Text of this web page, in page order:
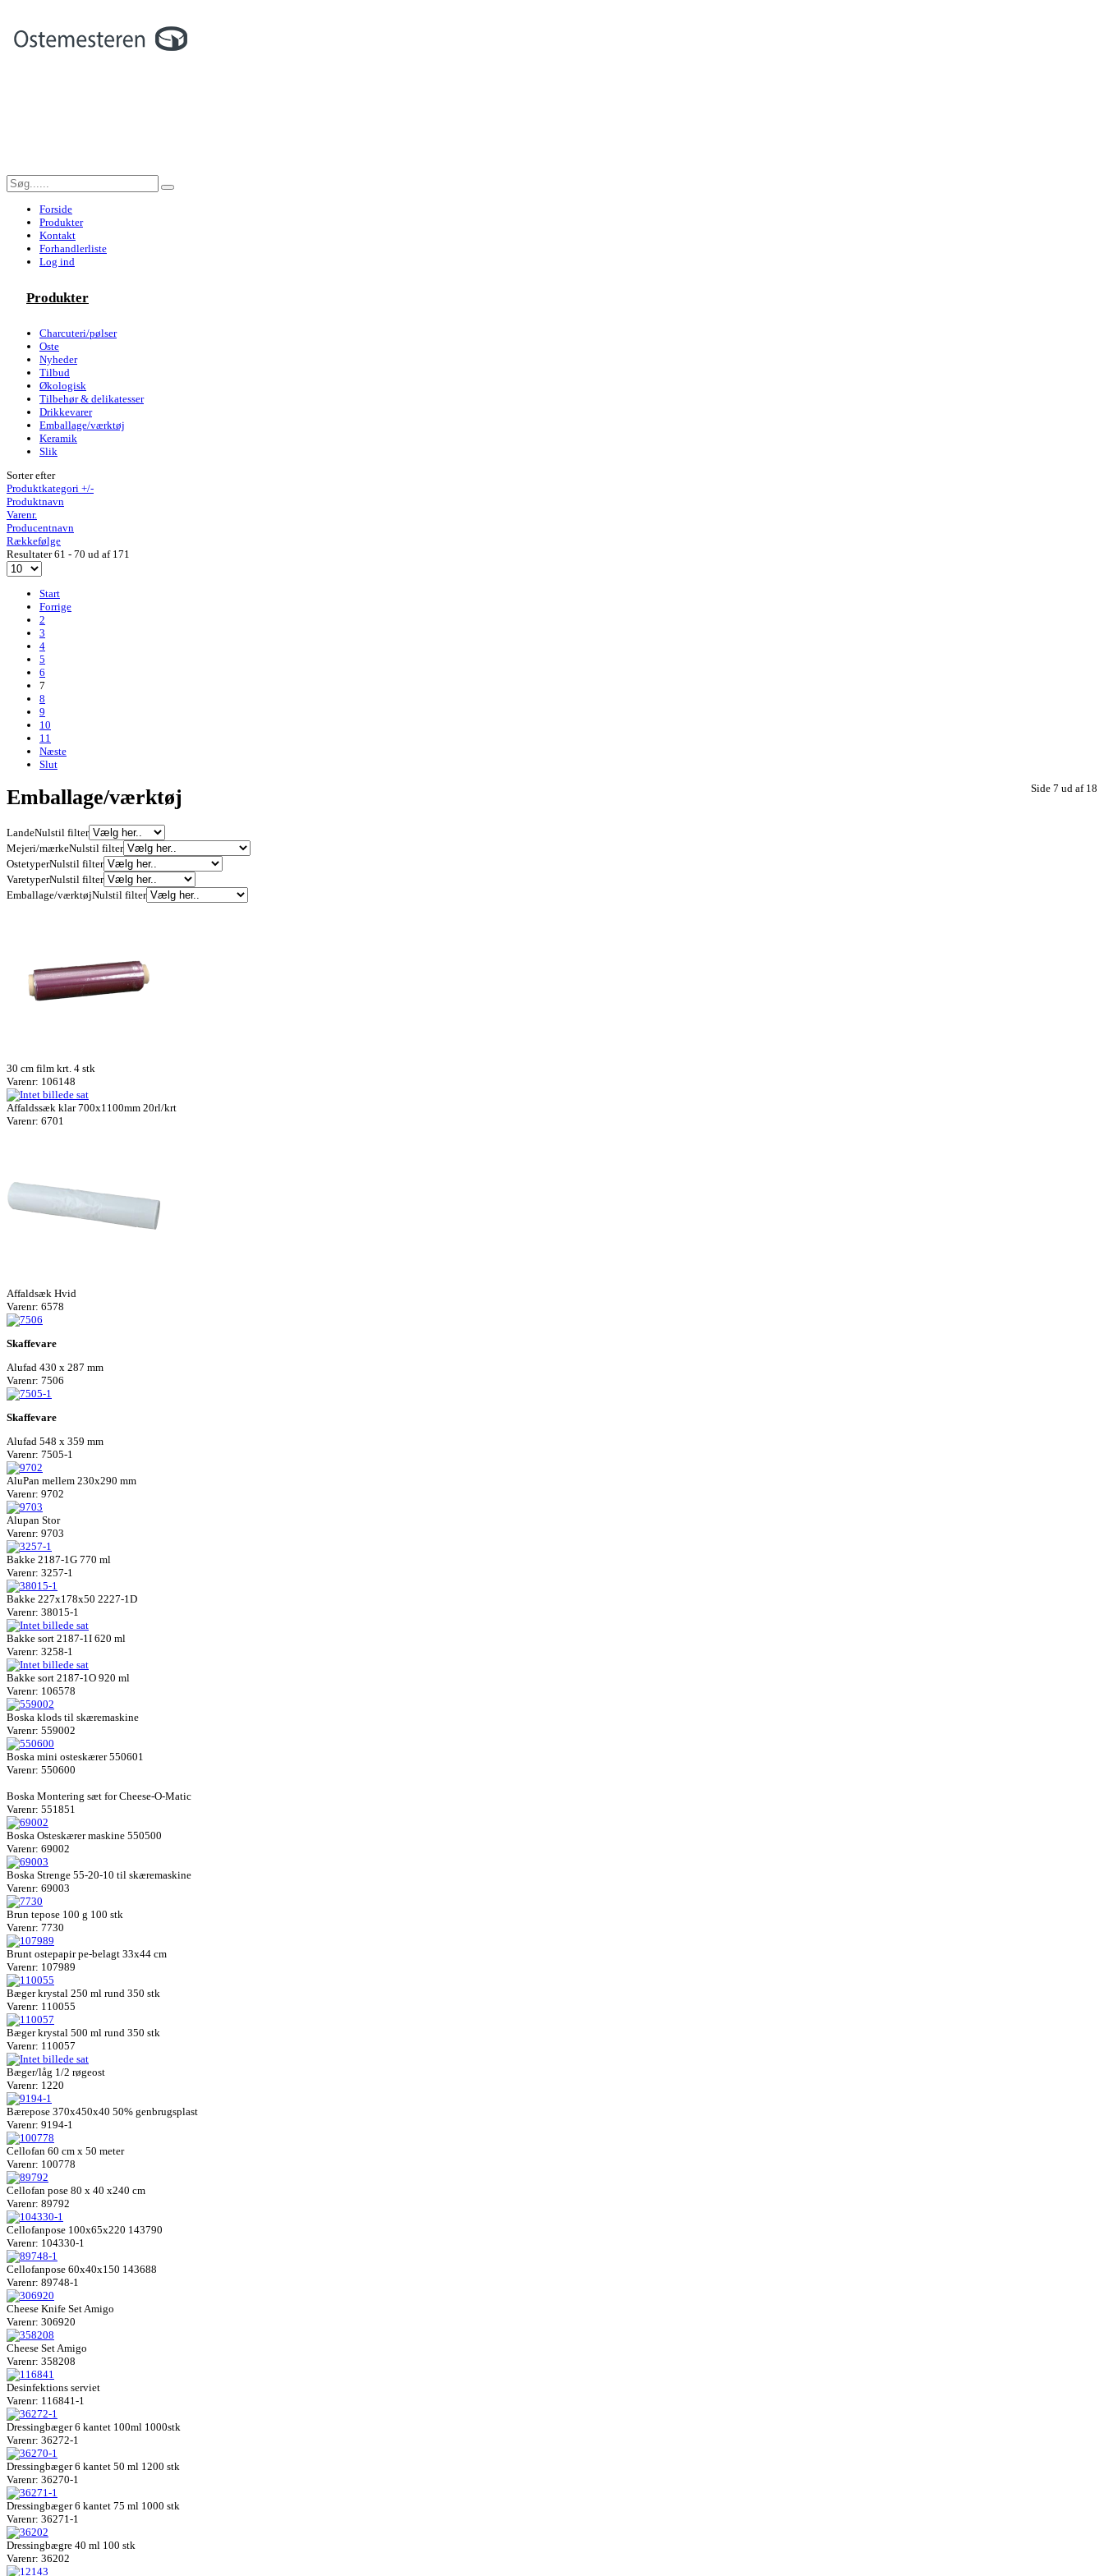
Forside
Produkter
Kontakt
Forhandlerliste
Log ind
Produkter
Charcuteri/pølser
Oste
Nyheder
Tilbud
Økologisk
Tilbehør & delikatesser
Drikkevarer
Emballage/værktøj
Keramik
Slik
Sorter efter
Produktkategori +/-
Produktnavn
Varenr.
Producentnavn
Rækkefølge
Resultater 61 - 70 ud af 171
Start
Forrige
2
3
4
5
6
7
8
9
10
11
Næste
Slut
Side 7 ud af 18
Emballage/værktøj
LandeNulstil filter
Mejeri/mærkeNulstil filter
OstetyperNulstil filter
VaretyperNulstil filter
Emballage/værktøjNulstil filter
30 cm film krt. 4 stk
Varenr: 106148
Affaldssæk klar 700x1100mm 20rl/krt
Varenr: 6701
Affaldsæk Hvid
Varenr: 6578
Skaffevare
Alufad 430 x 287 mm
Varenr: 7506
Skaffevare
Alufad 548 x 359 mm
Varenr: 7505-1
AluPan mellem 230x290 mm
Varenr: 9702
Alupan Stor
Varenr: 9703
Bakke 2187-1G 770 ml
Varenr: 3257-1
Bakke 227x178x50 2227-1D
Varenr: 38015-1
Bakke sort 2187-1I 620 ml
Varenr: 3258-1
Bakke sort 2187-1O 920 ml
Varenr: 106578
Boska klods til skæremaskine
Varenr: 559002
Boska mini osteskærer 550601
Varenr: 550600
Boska Montering sæt for Cheese-O-Matic
Varenr: 551851
Boska Osteskærer maskine 550500
Varenr: 69002
Boska Strenge 55-20-10 til skæremaskine
Varenr: 69003
Brun tepose 100 g 100 stk
Varenr: 7730
Brunt ostepapir pe-belagt 33x44 cm
Varenr: 107989
Bæger krystal 250 ml rund 350 stk
Varenr: 110055
Bæger krystal 500 ml rund 350 stk
Varenr: 110057
Bæger/låg 1/2 røgeost
Varenr: 1220
Bærepose 370x450x40 50% genbrugsplast
Varenr: 9194-1
Cellofan 60 cm x 50 meter
Varenr: 100778
Cellofan pose 80 x 40 x240 cm
Varenr: 89792
Cellofanpose 100x65x220 143790
Varenr: 104330-1
Cellofanpose 60x40x150 143688
Varenr: 89748-1
Cheese Knife Set Amigo
Varenr: 306920
Cheese Set Amigo
Varenr: 358208
Desinfektions serviet
Varenr: 116841-1
Dressingbæger 6 kantet 100ml 1000stk
Varenr: 36272-1
Dressingbæger 6 kantet 50 ml 1200 stk
Varenr: 36270-1
Dressingbæger 6 kantet 75 ml 1000 stk
Varenr: 36271-1
Dressingbægre 40 ml 100 stk
Varenr: 36202